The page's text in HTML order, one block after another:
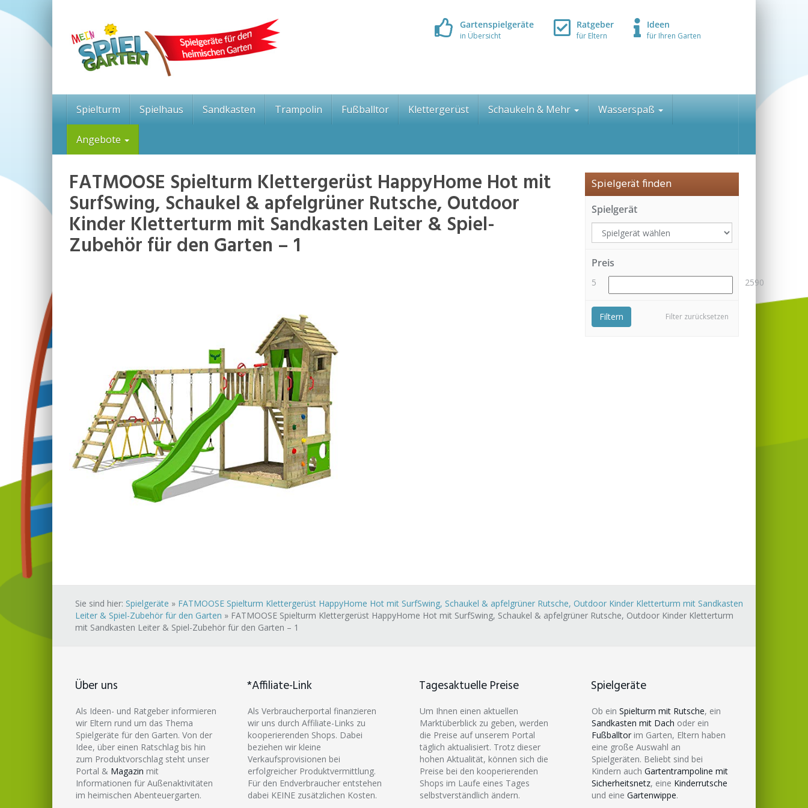
Skip
Gartenspielgeräte
in Übersicht
Ratgeber
für Eltern
Ideen
für Ihren Garten
Spielturm Spielhaus Sandkasten Trampolin Fußballtor Klettergerüst Schaukeln & Mehr Wasserspaß
Angebote
FATMOOSE Spielturm Klettergerüst HappyHome Hot mit
SurfSwing, Schaukel & apfelgrüner Rutsche, Outdoor
Kinder Kletterturm mit Sandkasten Leiter & Spiel-
Zubehör für den Garten – 1
Spielgerät finden
Spielgerät
Preis
5 2590
Filter zurücksetzen
Filtern
Sie sind hier: Spielgeräte » FATMOOSE Spielturm Klettergerüst HappyHome Hot mit SurfSwing, Schaukel & apfelgrüner Rutsche, Outdoor Kinder Kletterturm mit Sandkasten
Leiter & Spiel-Zubehör für den Garten » FATMOOSE Spielturm Klettergerüst HappyHome Hot mit SurfSwing, Schaukel & apfelgrüner Rutsche, Outdoor Kinder Kletterturm
mit Sandkasten Leiter & Spiel-Zubehör für den Garten – 1
Über uns
Als Ideen- und Ratgeber informieren
wir Eltern rund um das Thema
Spielgeräte für den Garten. Von der
Idee, über einen Ratschlag bis hin
zum Produktvorschlag steht unser
Portal & Magazin mit
Informationen für Außenaktivitäten
im heimischen Abenteuergarten.
*Affiliate-Link
Als Verbraucherportal finanzieren
wir uns durch Affiliate-Links zu
kooperierenden Shops. Dabei
beziehen wir kleine
Verkaufsprovisionen bei
erfolgreicher Produktvermittlung.
Für den Endverbraucher entstehen
dabei KEINE zusätzlichen Kosten.
Tagesaktuelle Preise
Um Ihnen einen aktuellen
Marktüberblick zu geben, werden
die Preise auf unserem Portal
täglich aktualisiert. Trotz dieser
hohen Aktualität, können sich die
Preise bei den kooperierenden
Shops im Laufe eines Tages
selbstverständlich ändern.
Spielgeräte
Ob ein Spielturm mit Rutsche, ein
Sandkasten mit Dach oder ein
Fußballtor im Garten, Eltern haben
eine große Auswahl an
Spielgeräten. Beliebt sind bei
Kindern auch Gartentrampoline mit
Sicherheitsnetz, eine Kinderrutsche
und eine Gartenwippe.